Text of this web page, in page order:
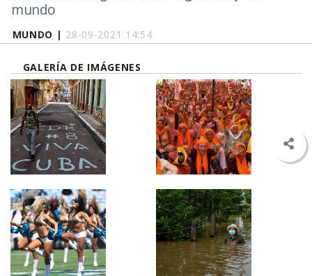
MUNDO | 28-09-2021 14:54
mundo
GALERÍA DE IMÁGENES